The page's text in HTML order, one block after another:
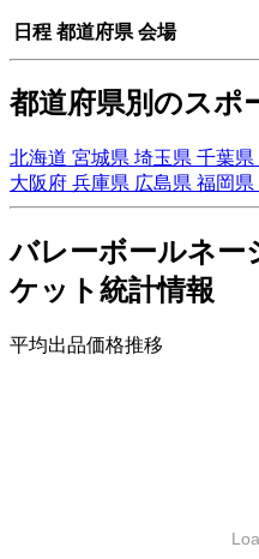
日程 都道府県 会場
都道府県別のスポ
北海道 宮城県 埼玉県 千葉県
大阪府 兵庫県 広島県 福岡県
バレーボールネー
ケット統計情報
平均出品価格推移